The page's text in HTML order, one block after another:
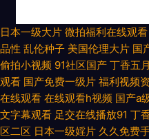
频导航 免费在线观看色色网站 青
乱 91婷婷西瓜 亚洲欧洲成人在线
久久 传媒在线入口免费 激情小说
日本一级大片 微拍福利在线观看
品性 乱伦种子 美国伦理大片 国
偷拍小视频 91社区国产 丁香五
观看 国产免费一级片 福利视频
在线观看 在线观看h视频 国产a
文字幕观看 足交在线播放91 丁
区二区 日本一级婬片 久久免费